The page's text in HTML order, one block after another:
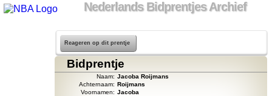
Nederlands Bidprentjes Archief
Reageren op dit prentje
Bidprentje
Naam: Jacoba Roijmans
Achternaam: Roijmans
Voornamen: Jacoba